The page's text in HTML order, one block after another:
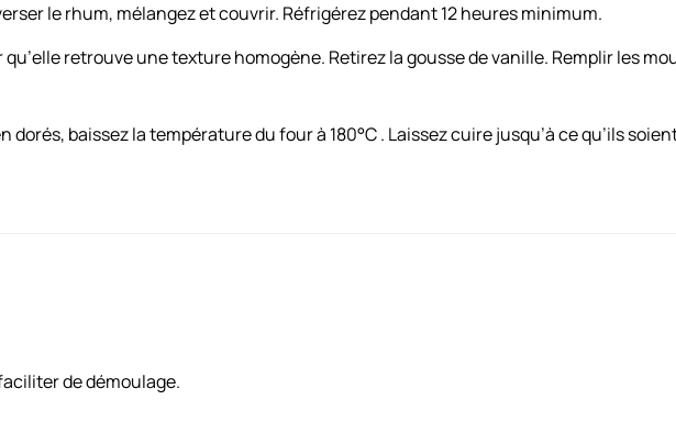
le rhum, mélangez et couvrir. Réfrigérez pendant 12 heures minimum.
retrouve une texture homogène. Retirez la gousse de vanille. Remplir les
baissez la température du four à 180°C . Laissez cuire jusqu’à ce qu’ils
de démoulage.